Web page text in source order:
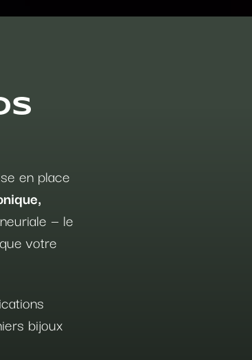
en place
— le
votre
bijoux